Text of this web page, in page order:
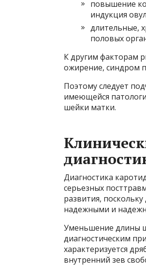
повышение
индукция
длительные,
половых
К другим факторам
ожирение, синдром
Поэтому следует
имеющейся
шейки матки.
Диагностика
серьезных
развития,
надежными и
Уменьшение длины
диагностическим
характеризуется
внутренний зев